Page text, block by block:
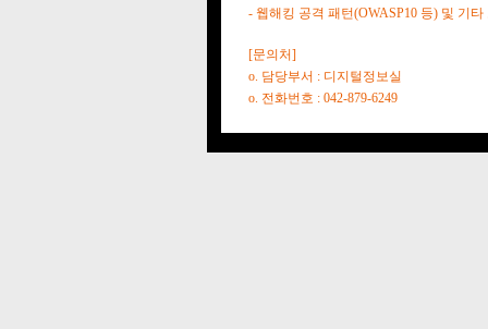
- 웹해킹 공격 패턴(OWASP10 등) 및 기
[문의처]
o. 담당부서 : 디지털정보실
o. 전화번호 : 042-879-6249